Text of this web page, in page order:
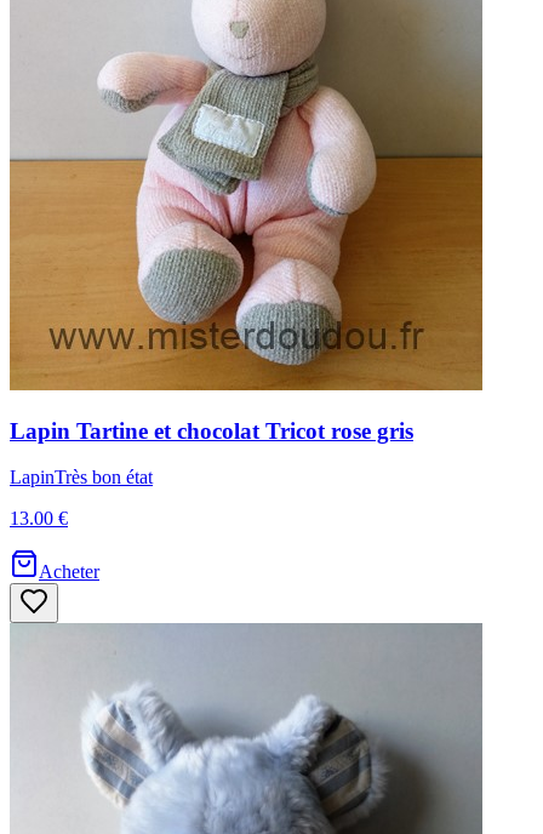
Lapin Tartine et chocolat Tricot rose gris
LapinTrès bon état
13.00 €
Acheter